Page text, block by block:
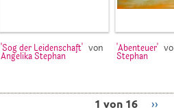
'Sog der Leidenschaft' von
Angelika Stephan
'Abenteuer'
Stephan
1 von 16 ››